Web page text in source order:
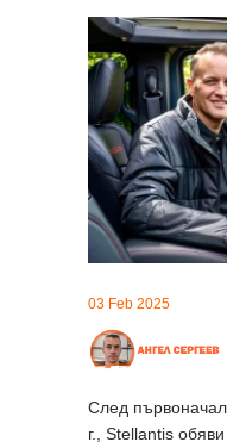
03 Feb 2025
След
г., Stellantis